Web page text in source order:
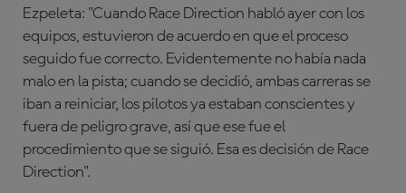
Ezpeleta: "Cuando Race Direction habló ayer con los
equipos, estuvieron de acuerdo en que el proceso
seguido fue correcto. Evidentemente no había nada
malo en la pista; cuando se decidió, ambas carreras se
iban a reiniciar, los pilotos ya estaban conscientes y
fuera de peligro grave, así que ese fue el
procedimiento que se siguió. Esa es decisión de Race
Direction".